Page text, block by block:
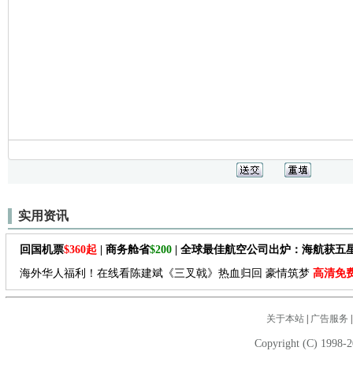
实用资讯
回国机票$360起 | 商务舱省$200 | 全球最佳航空公司出炉：海航获五
海外华人福利！在线看陈建斌《三叉戟》热血归回 豪情筑梦 高清免
关于本站| 广告服务
Copyright (C) 1998-